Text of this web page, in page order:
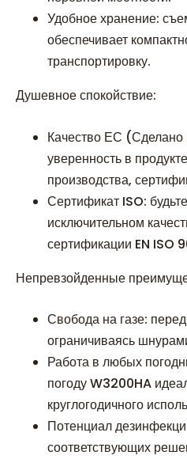
Удобное хранение:
обеспечивает
транспортировку.
Душевное спокойствие:
Качество ЕС
уверенность в
производства,
Сертификат ISO:
исключительном
сертификации EN ISO
Непревзойденные
Свобода на газе:
ограничиваясь
Работа в любых
погоду W3200HA
круглогодичного
Потенциал
соответствующих